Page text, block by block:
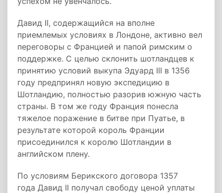
Давид II, содержащийся на вполне
приемлемых условиях в Лондоне, активно вел
переговоры с Францией и папой римским о
поддержке. С целью склонить шотландцев к
принятию условий выкупа Эдуард III в 1356
году предпринял новую экспедицию в
Шотландию, полностью разорив южную часть
страны. В том же году Франция понесла
тяжелое поражение в битве при Пуатье, в
результате которой король Франции
присоединился к королю Шотландии в
английском плену.
По условиям Берикского договора 1357
года Давид II получал свободу ценой уплаты